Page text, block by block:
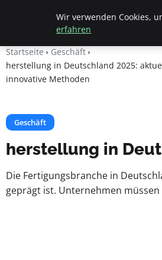
Geheimesleben
Startseite
Geschäft
herstellung in Deutschland 2025:
innovative Methoden
Geschäft
herstellung in
Die Fertigungsbranche in
geprägt ist. Unternehmen
Wir verwenden Cookies,
erfahren